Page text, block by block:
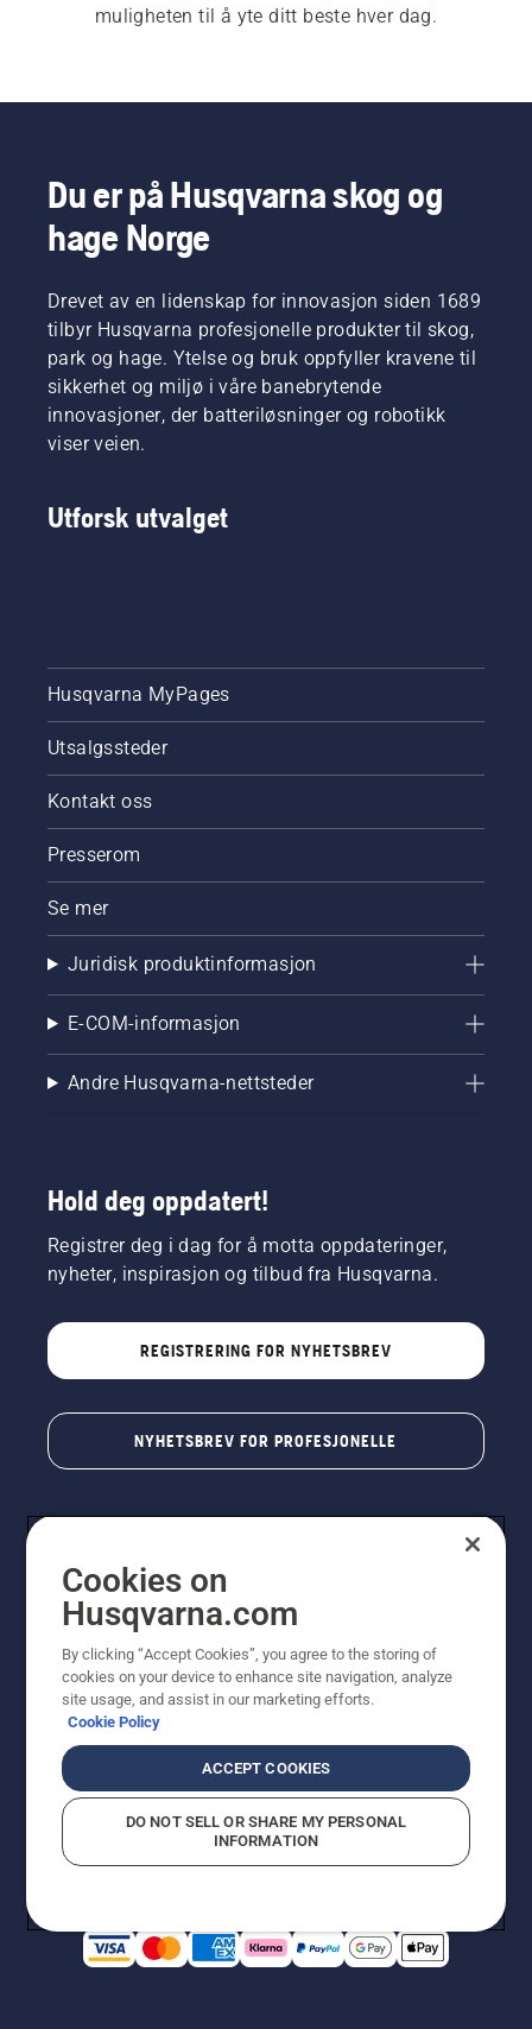
muligheten til å yte ditt beste hver dag.
Du er på Husqvarna skog og
hage Norge
Drevet av en lidenskap for innovasjon siden 1689
tilbyr Husqvarna profesjonelle produkter til skog,
park og hage. Ytelse og bruk oppfyller kravene til
sikkerhet og miljø i våre banebrytende
innovasjoner, der batteriløsninger og robotikk
viser veien.
Utforsk utvalget
Husqvarna MyPages
Utsalgssteder
Kontakt oss
Presserom
Se mer
Juridisk produktinformasjon
E-COM-informasjon
Andre Husqvarna-nettsteder
Hold deg oppdatert!
Registrer deg i dag for å motta oppdateringer,
nyheter, inspirasjon og tilbud fra Husqvarna.
REGISTRERING FOR NYHETSBREV
NYHETSBREV FOR PROFESJONELLE
© Husqvarna AB (utgiver). Med enerett. Angitte priser
er veiledende priser. Alle oppgitte priser er veiledende
tilgjengelig for direkte kjøp.
PersonvernbetingelserImprint
Rapportering av mistanker om regelbruddÅpenhetsloven
Likestilling
Cookies on
Husqvarna.com
By clicking “Accept Cookies”, you agree to the storing of
cookies on your device to enhance site navigation, analyze
site usage, and assist in our marketing efforts.
Cookie Policy
ACCEPT COOKIES
DO NOT SELL OR SHARE MY PERSONAL
INFORMATION